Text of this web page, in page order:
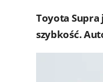
Toyota Supra
szybkość.